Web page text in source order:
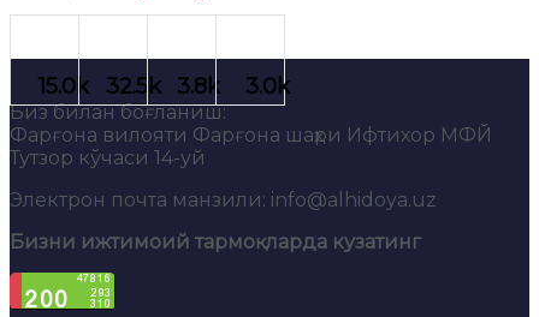
Биз билан боғланиш:
Фарғона вилояти Фарғона шаҳри Ифтихор МФЙ
Тутзор кўчаси 14-уй
Электрон почта манзили: info@alhidoya.uz
Бизни ижтимоий тармоқларда кузатинг